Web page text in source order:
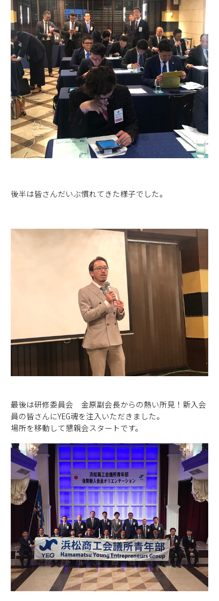
後半は皆さんだいぶ慣れてきた様子でした。
最後は研修委員会 金原副会長からの熱い所見！新入会
員の皆さんにYEG魂を注入いただきました。
場所を移動して懇親会スタートです。